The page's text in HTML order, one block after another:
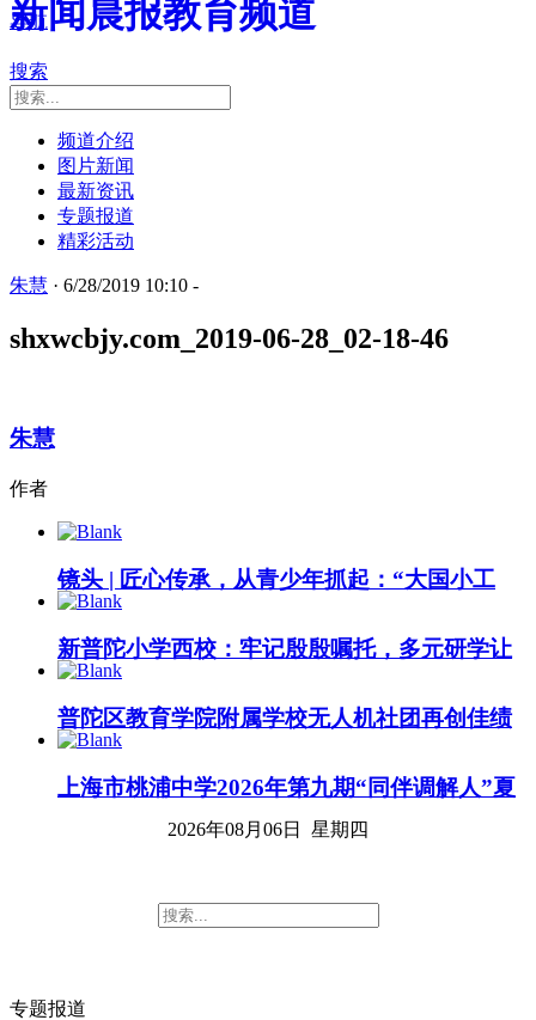
导航
新闻晨报教育频道
搜索
频道介绍
图片新闻
最新资讯
专题报道
精彩活动
朱慧 · 6/28/2019 10:10 -
shxwcbjy.com_2019-06-28_02-18-46
朱慧
作者
镜头 | 匠心传承，从青少年抓起：“大国小工
匠”技能体验第二波精彩上演
新普陀小学西校：牢记殷殷嘱托，多元研学让
回信精神浸润少年心田
普陀区教育学院附属学校无人机社团再创佳绩
上海市桃浦中学2026年第九期“同伴调解人”夏
令营圆满完成2026年08月06日 星期四
专题报道